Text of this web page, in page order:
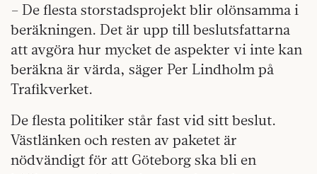
– De flesta storstadsprojekt blir olönsamma i
beräkningen. Det är upp till beslutsfattarna
att avgöra hur mycket de aspekter vi inte kan
beräkna är värda, säger Per Lindholm på
Trafikverket.
De flesta politiker står fast vid sitt beslut.
Västlänken och resten av paketet är
nödvändigt för att Göteborg ska bli en